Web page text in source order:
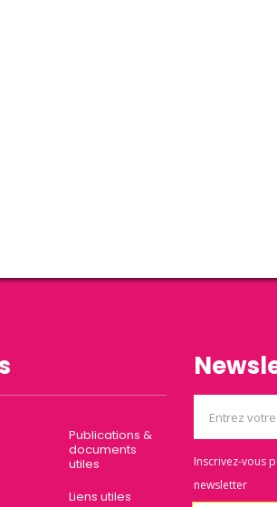
Publications &
documents
utiles
Liens utiles
Inscrivez-vous
newsletter